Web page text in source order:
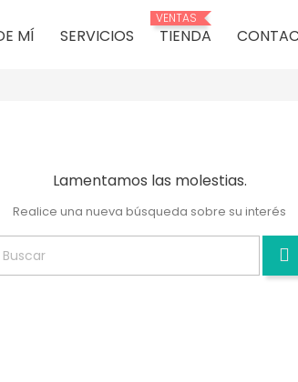
MÍ SERVICIOS
VENTAS
TIENDA
Lamentamos las molestias.
Realice una nueva búsqueda sobre su interés